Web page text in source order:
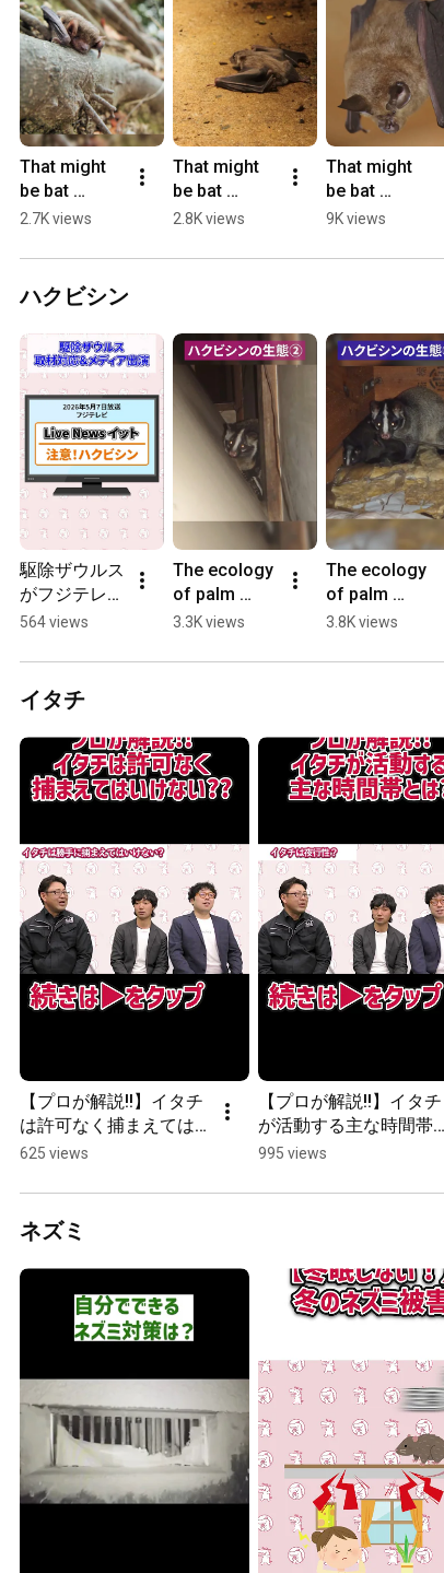
That might
be bat
damage... ③
caused by
house
intrusion
#Exterminati
onSaurus
#Bat
2.7K views
That might
be bat
damage...②
caused by
#Exterminat
or #Bat
2.8K views
That might
be bat
damage... ①
#Exterminati
9K views
ハクビシン
駆除ザウルス
がフジテレビ
のLive News
しました！#
ニュース #ハ
クビシン
#news
564 views
The ecology
of palm
civets②
onSaurus
3.3K views
The ecology
of palm
civets①
onSaurus
3.8K views
イタチ
【プロが解説!!】イタチ
は許可なく捕まえては
いけない？？
625 views
【プロが解説!!】イタチ
が活動する主な時間帯
とは？
995 views
ネズミ